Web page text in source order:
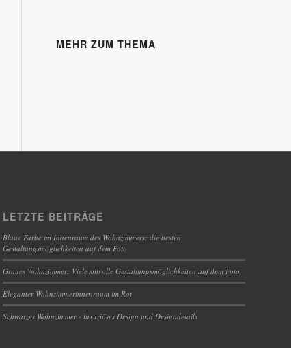
MEHR ZUM THEMA
LETZTE BEITRÄGE
Blaue Farbe im Innenraum des Wohnzimmers: die besten
Gestaltungsmöglichkeiten auf dem Foto
Graues Wohnzimmer: Viele stilvolle Gestaltungsmöglichkeiten auf dem Foto
Eleganter Wohnzimmerinnenraum im Rot
Schwarzes Wohnzimmer - luxuriöses Design und Designdetails